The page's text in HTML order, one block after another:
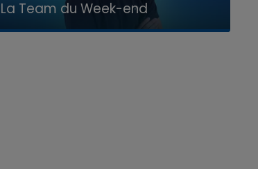
La Team du Week-end